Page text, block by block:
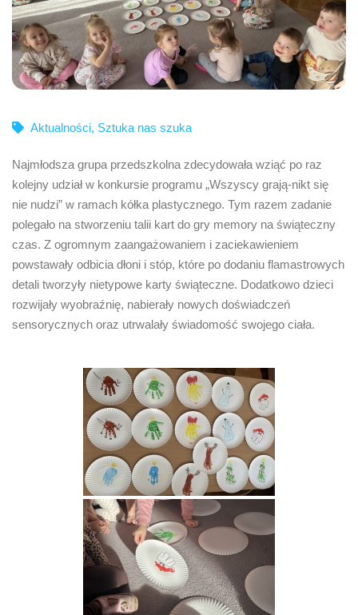
Aktualności, Sztuka nas szuka
Najmłodsza grupa przedszkolna zdecydowała wziąć po raz
kolejny udział w konkursie programu „Wszyscy grają-nikt się
nie nudzi” w ramach kółka plastycznego. Tym razem zadanie
polegało na stworzeniu talii kart do gry memory na świąteczny
czas. Z ogromnym zaangażowaniem i zaciekawieniem
powstawały odbicia dłoni i stóp, które po dodaniu flamastrowych
detali tworzyły nietypowe karty świąteczne. Dodatkowo dzieci
rozwijały wyobraźnię, nabierały nowych doświadczeń
sensorycznych oraz utrwalały świadomość swojego ciała.